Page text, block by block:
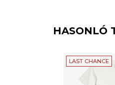
HASONLÓ
LAST CHANCE